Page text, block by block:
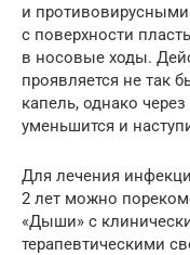
и
с поверхности
в носовые ходы.
проявляется не так
капель, однако
уменьшится и
Для лечения
2 лет можно
«Дыши» с
терапевтическими